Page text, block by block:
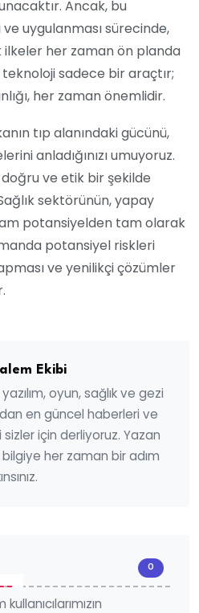
Ancak, bu
uygulanması sürecinde,
ilkeler her zaman ön planda
teknoloji sadece bir araçtır;
her zaman önemlidir.
tıp alanındaki gücünü,
anladığınızı umuyoruz.
ve etik bir şekilde
sektörünün, yapay
potansiyelden tam olarak
potansiyel riskleri
ve yenilikçi çözümler
Ekibi
oyun, sağlık ve gezi
en güncel haberleri ve
için derliyoruz. Yazan
her zaman bir adım
0